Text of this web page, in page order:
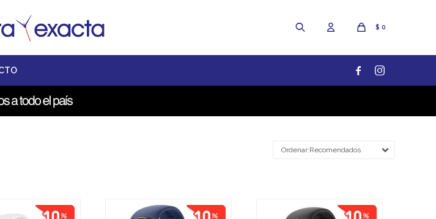
$ 0
 
Recomendados